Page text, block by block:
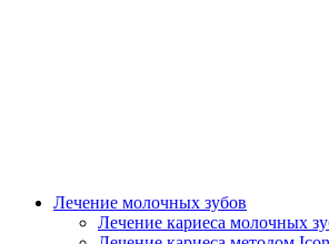
Лечение молочных зубов
Лечение кариеса молочных